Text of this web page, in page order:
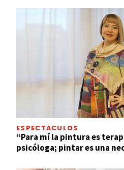
ESPECTÁCULOS
“Para mí la pintura es
psicóloga; pintar es una